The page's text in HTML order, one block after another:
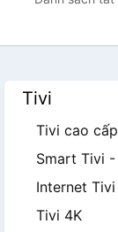
Tivi
Tivi cao cấp
Smart Tivi
Internet Tivi
Tivi 4K